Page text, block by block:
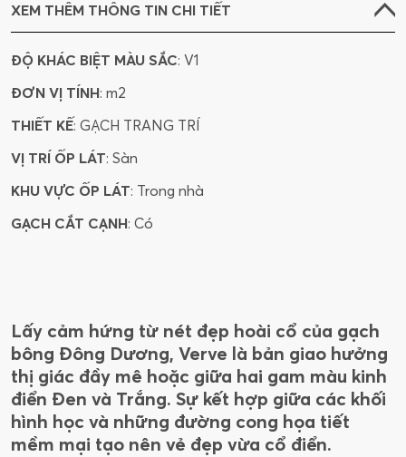
XEM THÊM THÔNG TIN CHI TIẾT
ĐỘ KHÁC BIỆT MÀU SẮC: V1
ĐƠN VỊ TÍNH: m2
THIẾT KẾ: GẠCH TRANG TRÍ
VỊ TRÍ ỐP LÁT: Sàn
KHU VỰC ỐP LÁT: Trong nhà
GẠCH CẮT CẠNH: Có
Lấy cảm hứng từ nét đẹp hoài cổ của gạch
bông Đông Dương, Verve là bản giao hưởng
thị giác đầy mê hoặc giữa hai gam màu kinh
điển Đen và Trắng. Sự kết hợp giữa các khối
hình học và những đường cong họa tiết
mềm mại tạo nên vẻ đẹp vừa cổ điển.